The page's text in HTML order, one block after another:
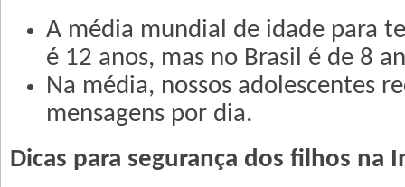
A média mundial de idade para
é 12 anos, mas no Brasil é de 8
Na média, nossos adolescentes
mensagens por dia.
Dicas para segurança dos filhos na